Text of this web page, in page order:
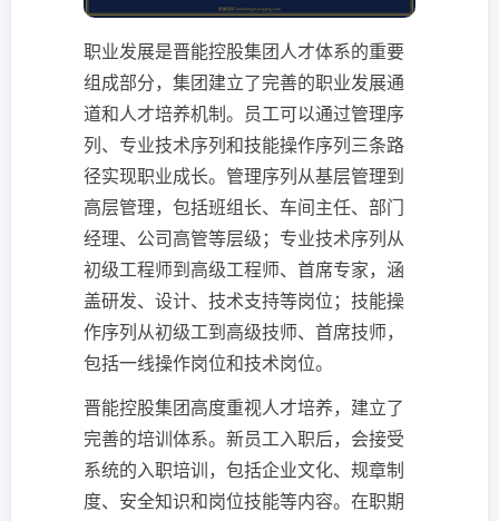
职业发展是晋能控股集团人才体系的重要
组成部分，集团建立了完善的职业发展通
道和人才培养机制。员工可以通过管理序
列、专业技术序列和技能操作序列三条路
径实现职业成长。管理序列从基层管理到
高层管理，包括班组长、车间主任、部门
经理、公司高管等层级；专业技术序列从
初级工程师到高级工程师、首席专家，涵
盖研发、设计、技术支持等岗位；技能操
作序列从初级工到高级技师、首席技师，
包括一线操作岗位和技术岗位。
晋能控股集团高度重视人才培养，建立了
完善的培训体系。新员工入职后，会接受
系统的入职培训，包括企业文化、规章制
度、安全知识和岗位技能等内容。在职期